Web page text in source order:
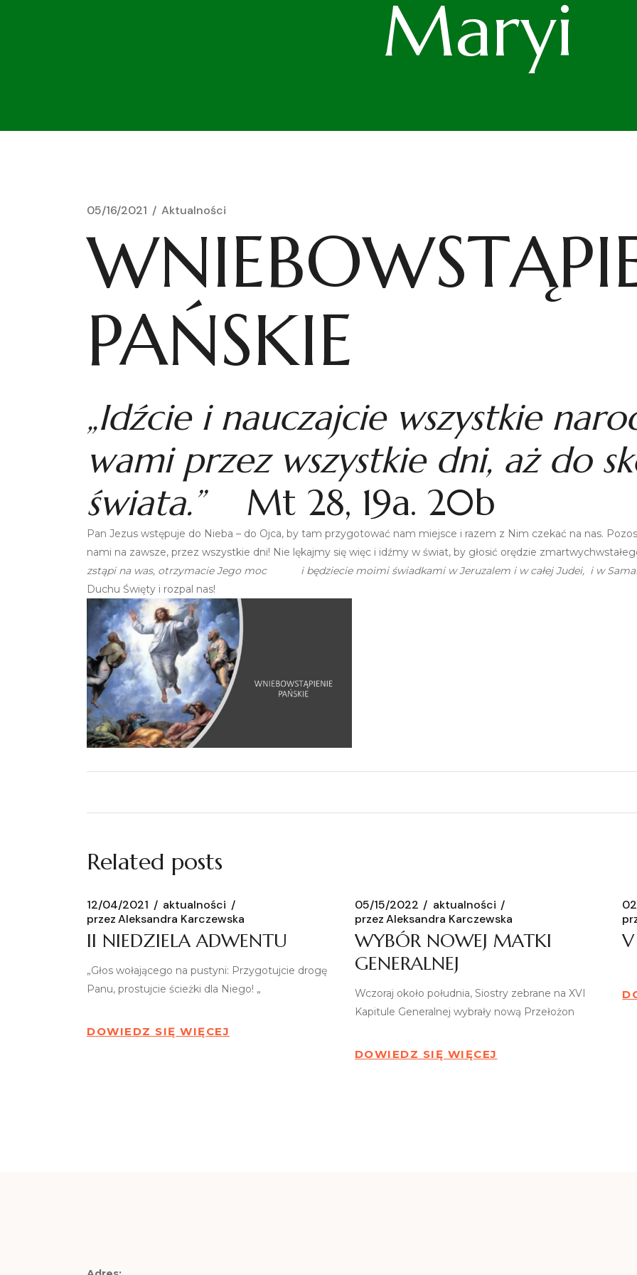
Maryi
05/16/2021 Aktualności
PAŃSKIE
„Idźcie i nauczajcie wszystkie
wami przez wszystkie dni, aż do
świata.” Mt 28, 19a. 20b
Pan Jezus wstępuje do Nieba – do Ojca, by tam przygotować nam miejsce i razem z Nim czekać na nas.
nami na zawsze, przez wszystkie dni! Nie lękajmy się więc i idźmy w świat, by głosić orędzie
zstąpi na was, otrzymacie Jego moc i będziecie moimi świadkami w Jeruzalem i w całej Judei, i w
Duchu Święty i rozpal nas!
Related posts
12/04/2021
aktualności
przezAleksandra Karczewska
II NIEDZIELA ADWENTU
„Głos wołającego na pustyni: Przygotujcie drogę
Panu, prostujcie ścieżki dla Niego! „
DOWIEDZ SIĘ WIĘCEJ
05/15/2022
aktualności
przezAleksandra Karczewska
WYBÓR NOWEJ MATKI
GENERALNEJ
Wczoraj około południa, Siostry zebrane na XVI
Kapitule Generalnej wybrały nową Przełożon
DOWIEDZ SIĘ WIĘCEJ